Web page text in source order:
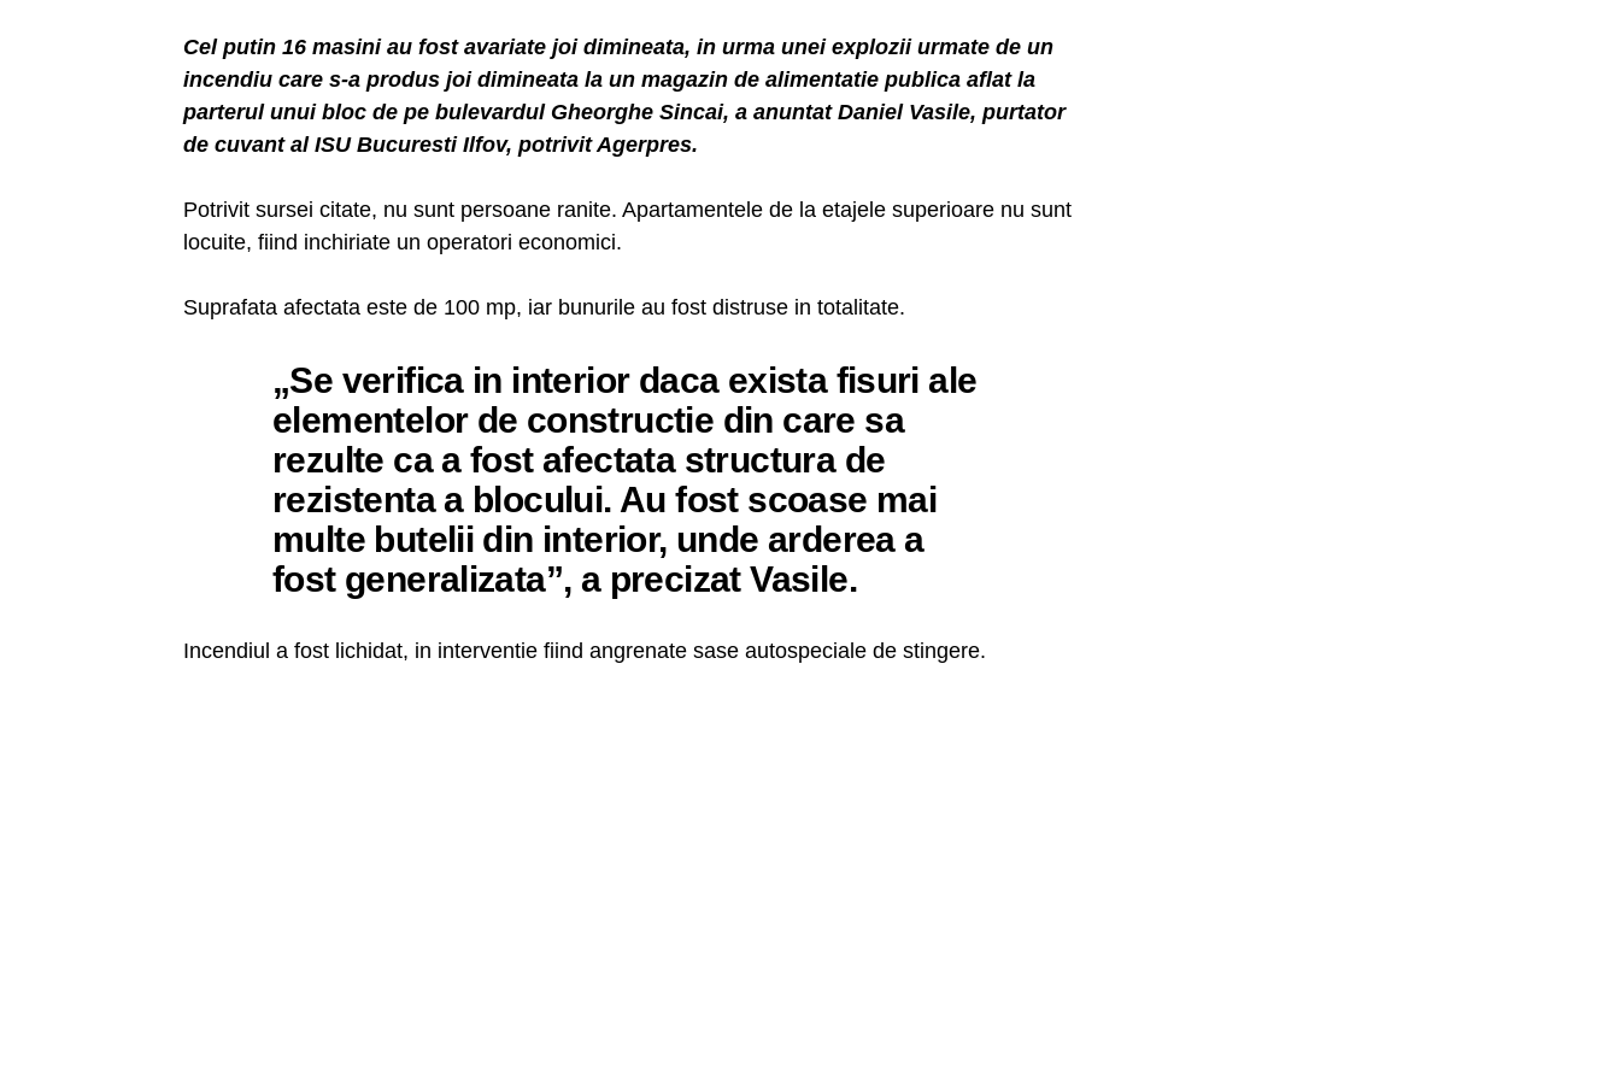
Cel putin 16 masini au fost avariate joi dimineata, in urma unei explozii urmate de un
incendiu care s-a produs joi dimineata la un magazin de alimentatie publica aflat la
parterul unui bloc de pe bulevardul Gheorghe Sincai, a anuntat Daniel Vasile, purtator
de cuvant al ISU Bucuresti Ilfov, potrivit Agerpres.
Potrivit sursei citate, nu sunt persoane ranite. Apartamentele de la etajele superioare nu sunt
locuite, fiind inchiriate un operatori economici.
Suprafata afectata este de 100 mp, iar bunurile au fost distruse in totalitate.
„Se verifica in interior daca exista fisuri ale
elementelor de constructie din care sa
rezulte ca a fost afectata structura de
rezistenta a blocului. Au fost scoase mai
multe butelii din interior, unde arderea a
fost generalizata”, a precizat Vasile.
Incendiul a fost lichidat, in interventie fiind angrenate sase autospeciale de stingere.